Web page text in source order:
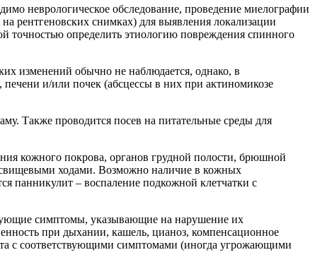
неврологическое обследование, проведение миелографии
рентгеновских снимках) для выявления локализации
точностью определить этиологию повреждения спинного
изменений обычно не наблюдается, однако, в
и/или почек (абсцессы в них при актиномикозе
Также проводится посев на питательные среды для
кожного покрова, органов грудной полости, брюшной
свищевыми ходами. Возможно наличие в кожных
панникулит – воспаление подкожной клетчатки с
симптомы, указывающие на нарушение их
при дыхании, кашель, цианоз, компенсационное
с соответствующими симптомами (иногда угрожающими